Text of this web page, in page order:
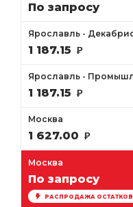
По запросу
Ярославль -
1 187.15 Р
Ярославль -
1 187.15 Р
Москва
1 627.00 Р
Москва
По запросу
РАСПРОДАЖА ОСТАТКОВ